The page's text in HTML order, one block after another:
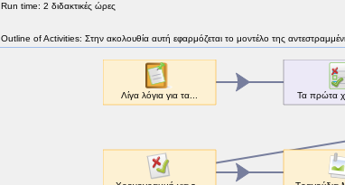
Run time: 2 διδακτικές ώρες
Outline of Activities: Στην ακολουθία αυτή εφαρμόζεται το μοντέλο της